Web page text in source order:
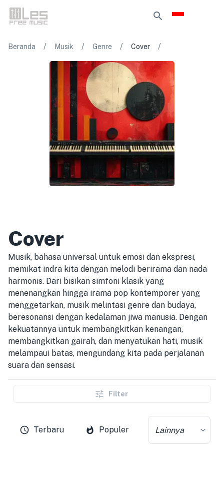
Beranda / Musik / Genre / Cover /
Cover
Musik, bahasa universal untuk emosi dan ekspresi,
memikat indra kita dengan melodi berirama dan nada
harmonis. Dari bisikan simfoni klasik yang
menenangkan hingga irama pop kontemporer yang
menggetarkan, musik melintasi genre dan budaya,
beresonansi dengan kedalaman jiwa manusia. Dengan
kekuatannya untuk membangkitkan kenangan,
membangkitkan gairah, dan menyatukan hati, musik
melampaui batas, mengundang kita pada perjalanan
suara dan sensasi.
Filter
Terbaru Populer Lainnya